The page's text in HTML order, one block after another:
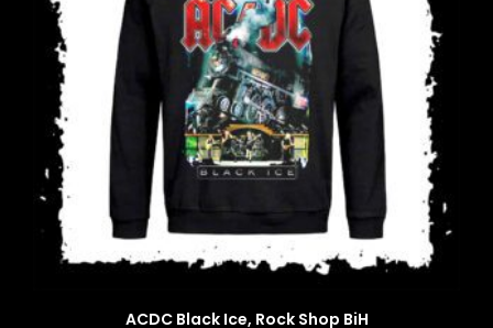
ACDC Black Ice, Rock Shop BiH